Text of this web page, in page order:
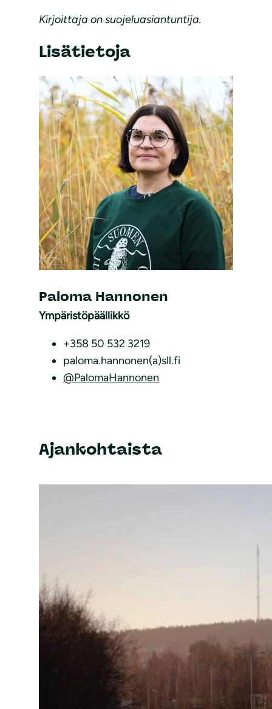
Kirjoittaja on suojeluasiantuntija.
Lisätietoja
Ympäristöpäällikkö
Paloma Hannonen
+358 50 532 3219
paloma.hannonen(a)sll.fi
@PalomaHannonen
Ajankohtaista